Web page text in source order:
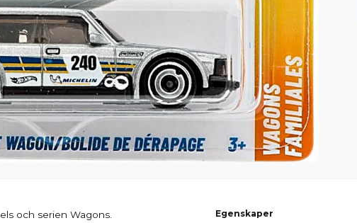
och serien Wagons. Egenskaper